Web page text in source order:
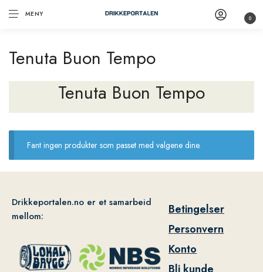
MENY 0
Tenuta Buon Tempo
Tenuta Buon Tempo
Fant ingen produkter som passet med valgene dine.
Drikkeportalen.no er et samarbeid
mellom:
Betingelser
Personvern
Konto